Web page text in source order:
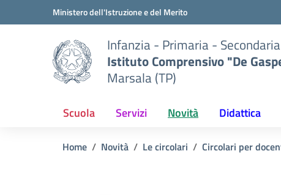
Vai ai contenuti
Vai al menu di navigazioneMinistero dell'Istruzione e del Merito
Infanzia - Primaria -
Istituto Comprensivo "De
Marsala (TP)
Scuola Servizi Novità Didattica
Home Novità Le circolari Circolari per